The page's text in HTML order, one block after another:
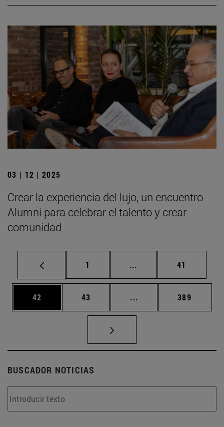
03 | 12 | 2025
Crear la experiencia del lujo, un encuentro
Alumni para celebrar el talento y crear
comunidad
Página
1 ... Páginas intermedias
Página
41
Página
42 Página
43 ... Páginas intermedias
Página
389
BUSCADOR NOTICIAS